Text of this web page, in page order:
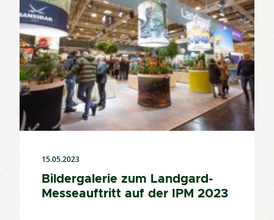
15.05.2023
Bildergalerie zum Landgard-
Messeauftritt auf der IPM 2023